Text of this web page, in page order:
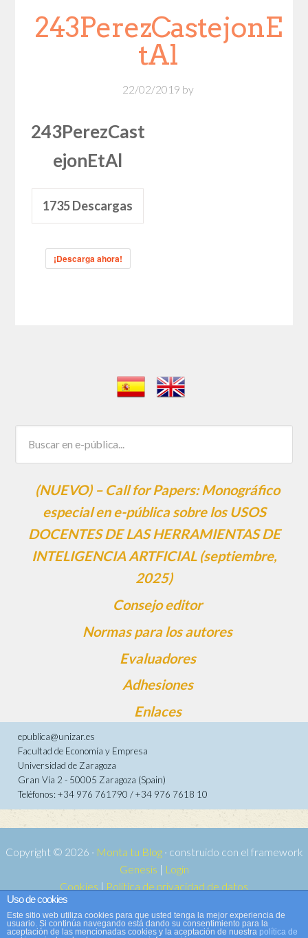
243PerezCastejonE
tAl
22/02/2019 by
243PerezCast
ejonEtAl
1735Descargas
¡Descarga ahora!
(NUEVO) – Call for Papers: Monográfico
especial en e-pública sobre los USOS
DOCENTES DE LAS HERRAMIENTAS DE
INTELIGENCIA ARTFICIAL (septiembre,
2025)
Consejo editor
Normas para los autores
Evaluadores
Adhesiones
Enlaces
epublica@unizar.es
Facultad de Economía y Empresa
Universidad de Zaragoza
Gran Vía 2 - 50005 Zaragoza (Spain)
Teléfonos: +34 976 761790 / +34 976 7618 10
Copyright © 2026 · Monta tu Blog· construido con el framework
Genesis | Login
Cookies | Política de privacidad de datos
Copyright © 2026 ·
WordPress·Acceder
Uso de cookies
Este sitio web utiliza cookies para que usted tenga la mejor experiencia de
usuario. Si continúa navegando está dando su consentimiento para la
aceptación de las mencionadas cookies y la aceptación de nuestra política de